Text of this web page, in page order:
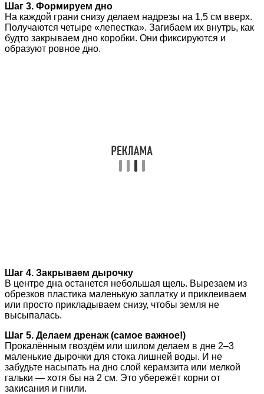
Шаг 3. Формируем дно
На каждой грани снизу делаем надрезы на 1,5 см вверх.
Получаются четыре «лепестка». Загибаем их внутрь, как
будто закрываем дно коробки. Они фиксируются и
образуют ровное дно.
Шаг 4. Закрываем дырочку
В центре дна останется небольшая щель. Вырезаем из
обрезков пластика маленькую заплатку и приклеиваем
или просто прикладываем снизу, чтобы земля не
высыпалась.
Шаг 5. Делаем дренаж (самое важное!)
Прокалённым гвоздём или шилом делаем в дне 2–3
маленькие дырочки для стока лишней воды. И не
забудьте насыпать на дно слой керамзита или мелкой
гальки — хотя бы на 2 см. Это убережёт корни от
закисания и гнили.